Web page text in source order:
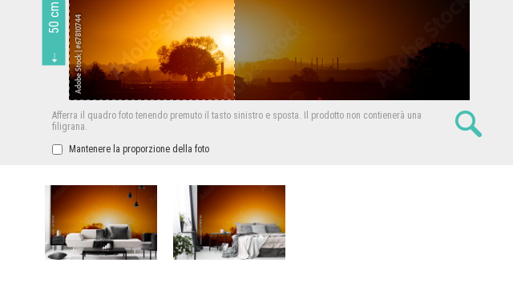
50 cm
Afferra il quadro foto tenendo premuto il tasto sinistro e sposta.
Il prodotto non contienerà una
filigrana.
Mantenere la proporzione della foto